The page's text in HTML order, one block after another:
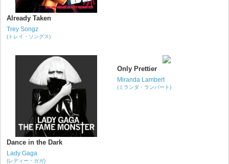
Already Taken
Trey Songz
(トレイ・ソングス)
Dance in the Dark
Lady Gaga
(レディー・ガガ)
Only Prettier
Miranda Lambert
(ミランダ・ランバート)